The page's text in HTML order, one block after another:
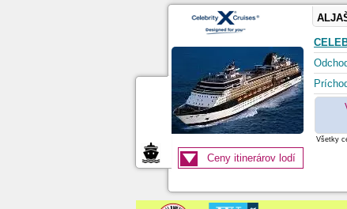
Ceny itinerárov lodí
Všetky